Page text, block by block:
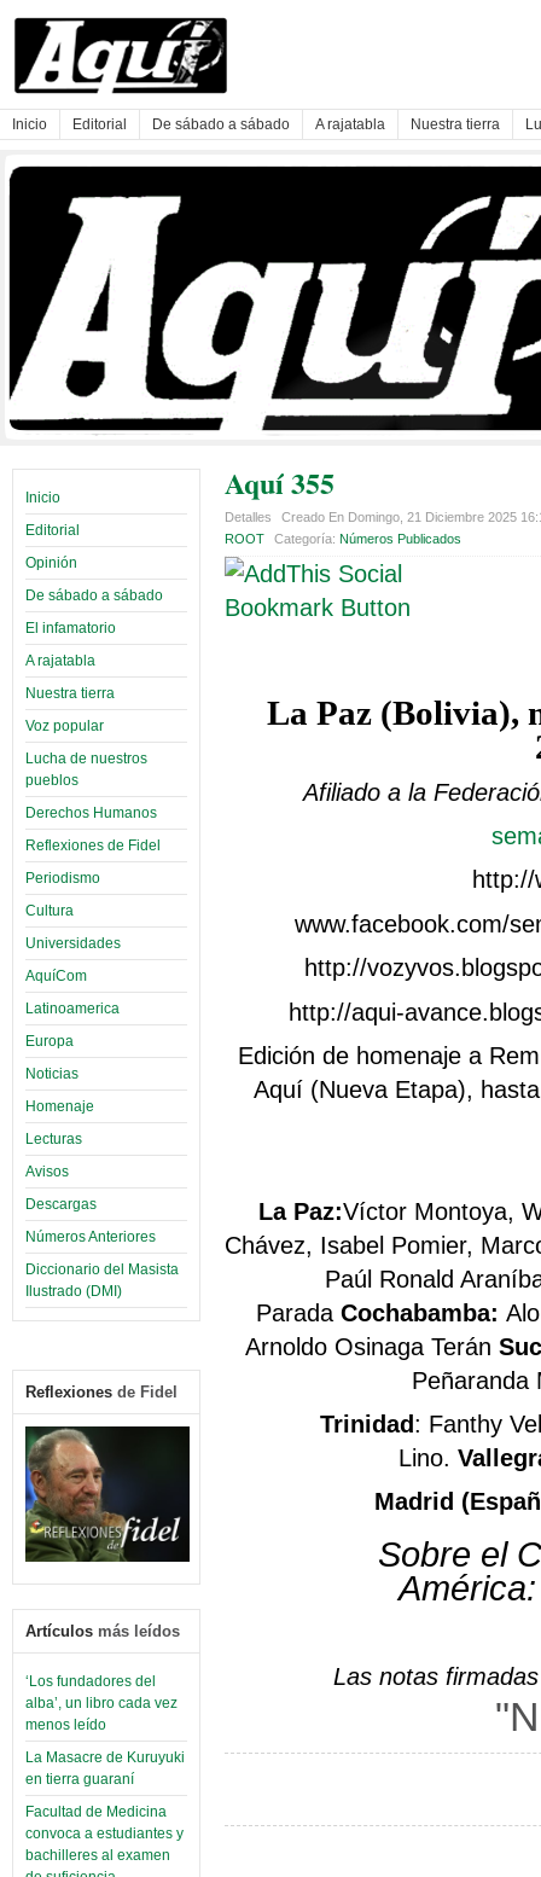
Inicio Editorial De sábado a sábado A rajatabla Nuestra tierra
Inicio
Editorial
Opinión
De sábado a sábado
El infamatorio
A rajatabla
Nuestra tierra
Voz popular
Lucha de nuestros
pueblos
Derechos Humanos
Reflexiones de Fidel
Periodismo
Cultura
Universidades
AquíCom
Latinoamerica
Europa
Noticias
Homenaje
Lecturas
Avisos
Descargas
Números Anteriores
Diccionario del Masista
Ilustrado (DMI)
Reflexiones de Fidel
Artículos más leídos
‘Los fundadores del
alba’, un libro cada vez
menos leído
La Masacre de Kuruyuki
en tierra guaraní
Facultad de Medicina
convoca a estudiantes y
bachilleres al examen
Aquí 355
Detalles
Creado En Domingo, 21 Diciembre 2025
ROOT
Categoría: Números Publicados
La Paz (Bolivia),
Afiliado a la
http://
www.facebook.com/
http://
http://aqui-
Edición de homenaje a
Aquí (Nueva Etapa),
La Paz:Víctor Montoya,
Chávez, Isabel Pomier,
Paúl Ronald
ParadaCochabamba:
Arnoldo Osinaga Terán
Peñaranda
Trinidad: Fanthy
Lino.
Madrid
Sobre el
Las notas